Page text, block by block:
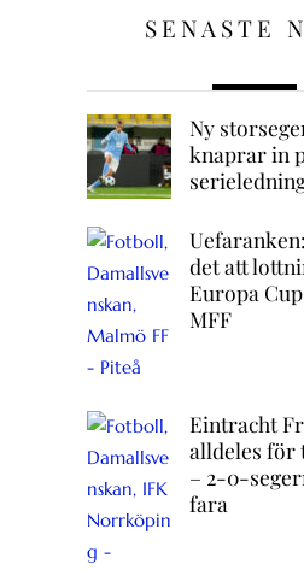
SENASTE
Ny
knaprar in
det att
Europa
MFF
Eintracht
alldeles för
– 2-0-
fara